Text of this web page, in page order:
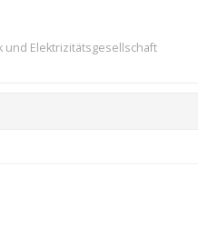
und Elektrizitätsgesellschaft